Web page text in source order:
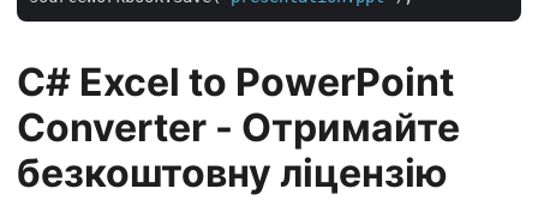
C# Excel to PowerPoint
Converter - Отримайте
безкоштовну ліцензію